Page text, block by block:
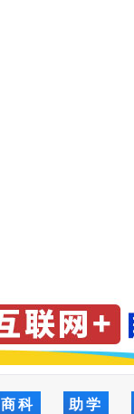
商科
助学